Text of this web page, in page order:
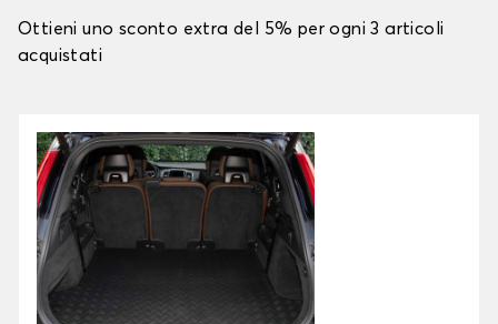
Ottieni uno sconto extra del 5% per ogni 3 articoli
acquistati